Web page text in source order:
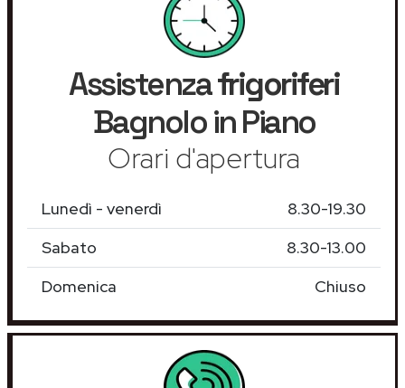
Assistenzafrigoriferi
Bagnolo in Piano
Orari d'apertura
Lunedì - venerdì
8.30-19.30
Sabato
8.30-13.00
Domenica
Chiuso